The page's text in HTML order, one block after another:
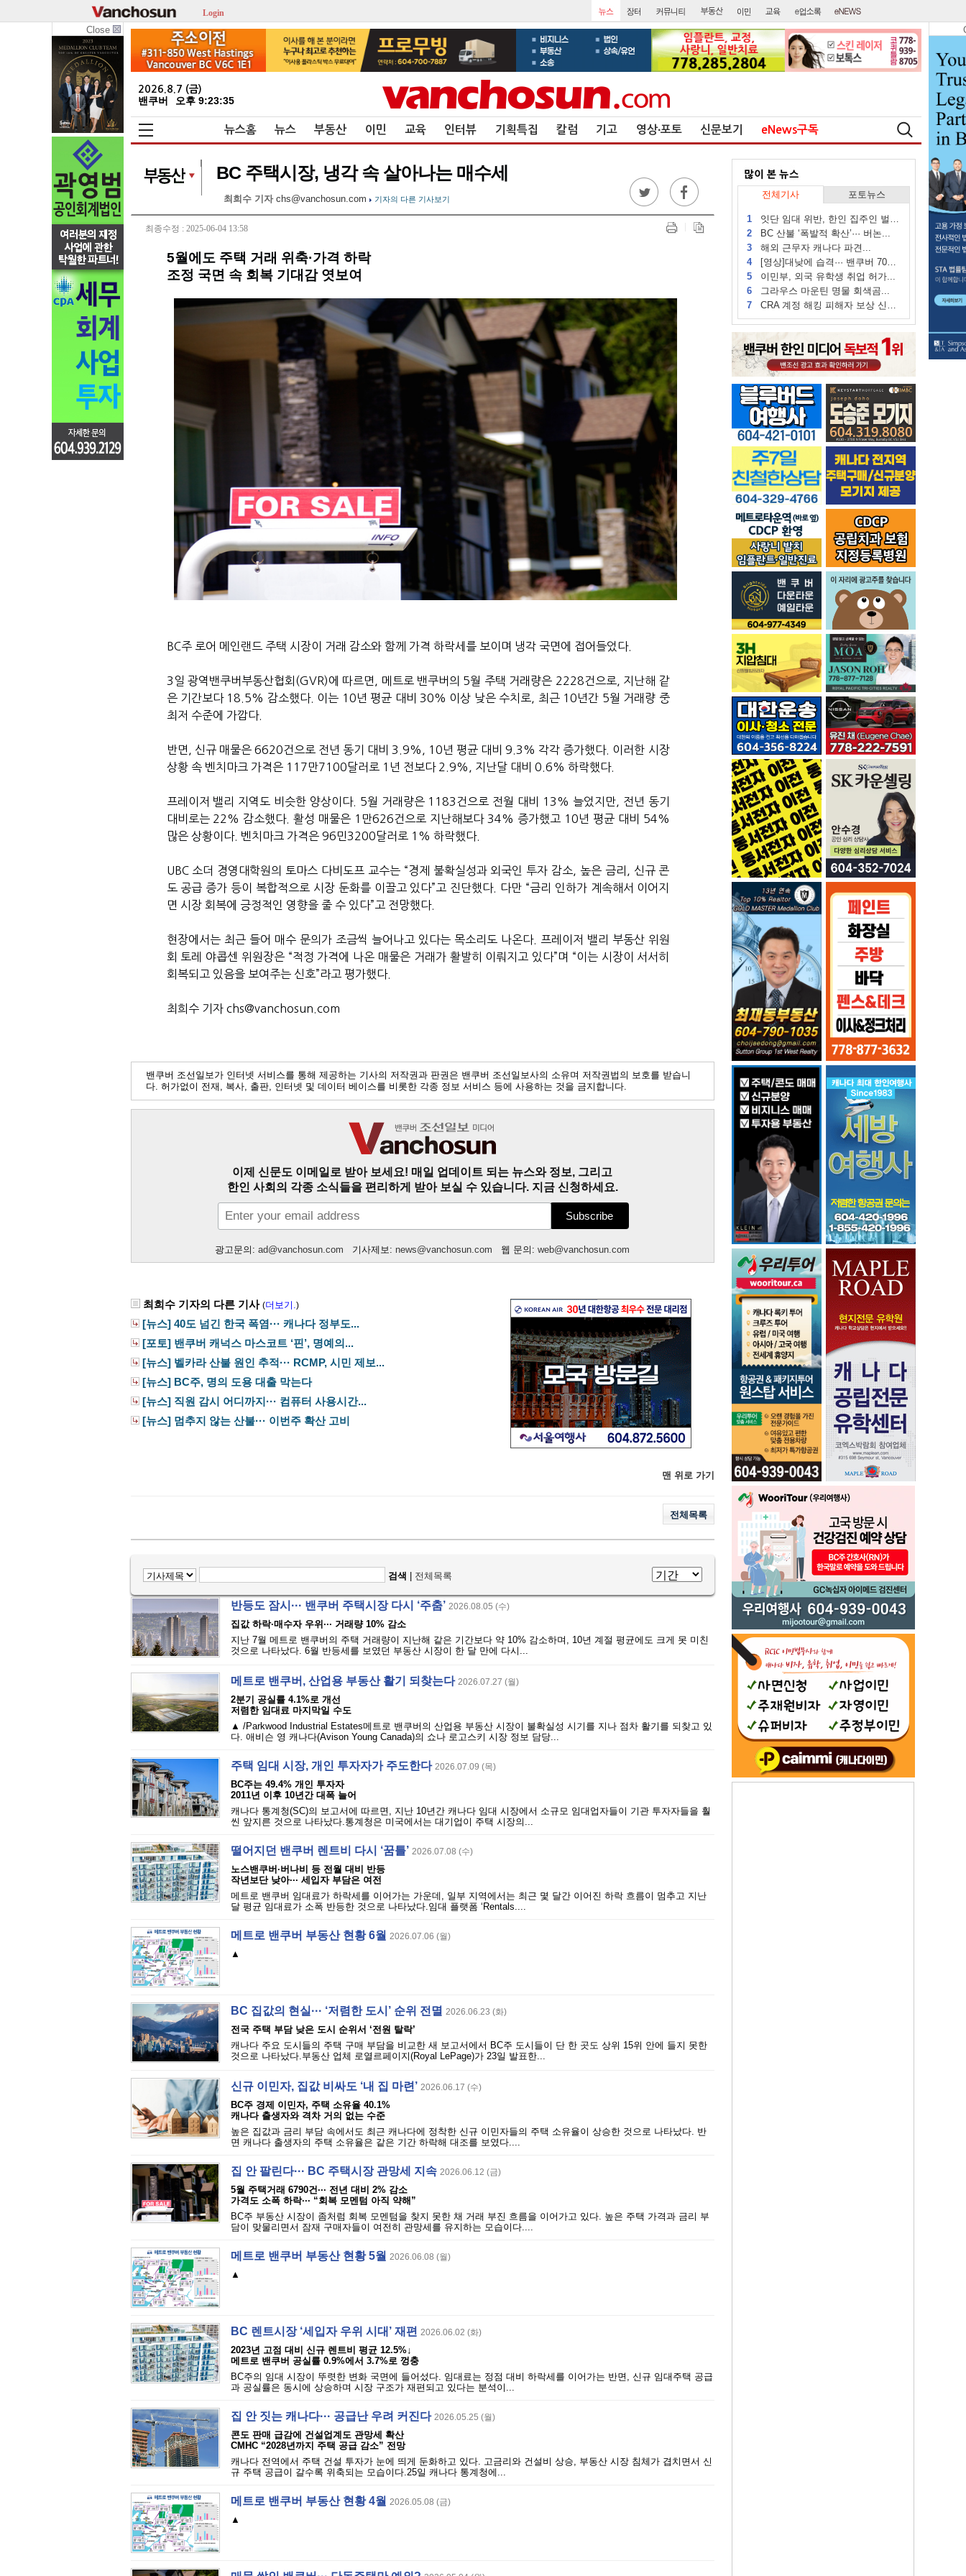
Login
Close
2026.8.7 (금)
밴쿠버 오후 9:23:36
뉴스홈 뉴스 부동산 이민 교육 인터뷰 기획특집 칼럼 기고 영상∙포토 신문보기 eNews구독
BC 주택시장, 냉각 속 살아나는 매수세
최희수 기자 chs@vanchosun.com 기자의 다른 기사보기
최종수정 : 2025-06-04 13:58
5월에도 주택 거래 위축·가격 하락
조정 국면 속 회복 기대감 엿보여
BC주 로어 메인랜드 주택 시장이 거래 감소와 함께 가격 하락세를 보이며 냉각 국면에 접어들었다.
3일 광역밴쿠버부동산협회(GVR)에 따르면, 메트로 밴쿠버의 5월 주택 거래량은 2228건으로, 지난해 같
은 기간보다 18.5% 감소했다. 이는 10년 평균 대비 30% 이상 낮은 수치로, 최근 10년간 5월 거래량 중
최저 수준에 가깝다.
반면, 신규 매물은 6620건으로 전년 동기 대비 3.9%, 10년 평균 대비 9.3% 각각 증가했다. 이러한 시장
상황 속 벤치마크 가격은 117만7100달러로 1년 전보다 2.9%, 지난달 대비 0.6% 하락했다.
프레이저 밸리 지역도 비슷한 양상이다. 5월 거래량은 1183건으로 전월 대비 13% 늘었지만, 전년 동기
대비로는 22% 감소했다. 활성 매물은 1만626건으로 지난해보다 34% 증가했고 10년 평균 대비 54%
많은 상황이다. 벤치마크 가격은 96민3200달러로 1% 하락했다.
UBC 소더 경영대학원의 토마스 다비도프 교수는 “경제 불확실성과 외국인 투자 감소, 높은 금리, 신규 콘
도 공급 증가 등이 복합적으로 시장 둔화를 이끌고 있다”고 진단했다. 다만 “금리 인하가 계속해서 이어지
면 시장 회복에 긍정적인 영향을 줄 수 있다”고 전망했다.
현장에서는 최근 들어 매수 문의가 조금씩 늘어나고 있다는 목소리도 나온다. 프레이저 밸리 부동산 위원
회 토레 야콥센 위원장은 “적정 가격에 나온 매물은 거래가 활발히 이뤄지고 있다”며 “이는 시장이 서서히
회복되고 있음을 보여주는 신호”라고 평가했다.
최희수 기자 chs@vanchosun.com
밴쿠버 조선일보가 인터넷 서비스를 통해 제공하는 기사의 저작권과 판권은 밴쿠버 조선일보사의 소유며 저작권법의 보호를 받습니
다. 허가없이 전재, 복사, 출판, 인터넷 및 데이터 베이스를 비롯한 각종 정보 서비스 등에 사용하는 것을 금지합니다.
이제 신문도 이메일로 받아 보세요! 매일 업데이트 되는 뉴스와 정보, 그리고
한인 사회의 각종 소식들을 편리하게 받아 보실 수 있습니다. 지금 신청하세요.
광고문의: ad@vanchosun.com 기사제보: news@vanchosun.com 웹 문의: web@vanchosun.com
최희수 기자의 다른 기사 (더보기.)
[뉴스] 40도 넘긴 한국 폭염··· 캐나다 정부도...
[포토] 밴쿠버 캐넉스 마스코트 ‘핀’, 명예의...
[뉴스] 벨카라 산불 원인 추적··· RCMP, 시민 제보...
[뉴스] BC주, 명의 도용 대출 막는다
[뉴스] 직원 감시 어디까지··· 컴퓨터 사용시간...
[뉴스] 멈추지 않는 산불··· 이번주 확산 고비
맨 위로 가기
전체목록
검색 전체목록
반등도 잠시··· 밴쿠버 주택시장 다시 ‘주춤’ 2026.08.05 (수)
집값 하락·매수자 우위··· 거래량 10% 감소
지난 7월 메트로 밴쿠버의 주택 거래량이 지난해 같은 기간보다 약 10% 감소하며, 10년 계절 평균에도 크게 못 미친
것으로 나타났다. 6월 반등세를 보였던 부동산 시장이 한 달 만에 다시...
메트로 밴쿠버, 산업용 부동산 활기 되찾는다 2026.07.27 (월)
2분기 공실률 4.1%로 개선
저렴한 임대료 마지막일 수도
▲ /Parkwood Industrial Estates메트로 밴쿠버의 산업용 부동산 시장이 불확실성 시기를 지나 점차 활기를 되찾고 있
다. 애비슨 영 캐나다(Avison Young Canada)의 쇼나 로고스키 시장 정보 담당...
주택 임대 시장, 개인 투자자가 주도한다 2026.07.09 (목)
BC주는 49.4% 개인 투자자
2011년 이후 10년간 대폭 늘어
캐나다 통계청(SC)의 보고서에 따르면, 지난 10년간 캐나다 임대 시장에서 소규모 임대업자들이 기관 투자자들을 훨
씬 앞지른 것으로 나타났다.통계청은 미국에서는 대기업이 주택 시장의...
떨어지던 밴쿠버 렌트비 다시 ‘꿈틀’ 2026.07.08 (수)
노스밴쿠버·버나비 등 전월 대비 반등
작년보단 낮아··· 세입자 부담은 여전
메트로 밴쿠버 임대료가 하락세를 이어가는 가운데, 일부 지역에서는 최근 몇 달간 이어진 하락 흐름이 멈추고 지난
달 평균 임대료가 소폭 반등한 것으로 나타났다.임대 플랫폼 ‘Rentals....
메트로 밴쿠버 부동산 현황 6월 2026.07.06 (월)
▲
BC 집값의 현실··· ‘저렴한 도시’ 순위 전멸 2026.06.23 (화)
전국 주택 부담 낮은 도시 순위서 ‘전원 탈락’
캐나다 주요 도시들의 주택 구매 부담을 비교한 새 보고서에서 BC주 도시들이 단 한 곳도 상위 15위 안에 들지 못한
것으로 나타났다.부동산 업체 로열르페이지(Royal LePage)가 23일 발표한...
신규 이민자, 집값 비싸도 ‘내 집 마련’ 2026.06.17 (수)
BC주 경제 이민자, 주택 소유율 40.1%
캐나다 출생자와 격차 거의 없는 수준
높은 집값과 금리 부담 속에서도 최근 캐나다에 정착한 신규 이민자들의 주택 소유율이 상승한 것으로 나타났다. 반
면 캐나다 출생자의 주택 소유율은 같은 기간 하락해 대조를 보였다....
집 안 팔린다··· BC 주택시장 관망세 지속 2026.06.12 (금)
5월 주택거래 6790건··· 전년 대비 2% 감소
가격도 소폭 하락··· “회복 모멘텀 아직 약해”
BC주 부동산 시장이 좀처럼 회복 모멘텀을 찾지 못한 채 거래 부진 흐름을 이어가고 있다. 높은 주택 가격과 금리 부
담이 맞물리면서 잠재 구매자들이 여전히 관망세를 유지하는 모습이다....
메트로 밴쿠버 부동산 현황 5월 2026.06.08 (월)
▲
BC 렌트시장 ‘세입자 우위 시대’ 재편 2026.06.02 (화)
2023년 고점 대비 신규 렌트비 평균 12.5%↓
메트로 밴쿠버 공실률 0.9%에서 3.7%로 껑충
BC주의 임대 시장이 뚜렷한 변화 국면에 들어섰다. 임대료는 정점 대비 하락세를 이어가는 반면, 신규 임대주택 공급
과 공실률은 동시에 상승하며 시장 구조가 재편되고 있다는 분석이...
집 안 짓는 캐나다··· 공급난 우려 커진다 2026.05.25 (월)
콘도 판매 급감에 건설업계도 관망세 확산
CMHC “2028년까지 주택 공급 감소” 전망
캐나다 전역에서 주택 건설 투자가 눈에 띄게 둔화하고 있다. 고금리와 건설비 상승, 부동산 시장 침체가 겹치면서 신
규 주택 공급이 갈수록 위축되는 모습이다.25일 캐나다 통계청에...
메트로 밴쿠버 부동산 현황 4월 2026.05.08 (금)
▲
전체기사 포토뉴스
1잇단 임대 위반, 한인 집주인 벌금...
2BC 산불 ‘폭발적 확산’··· 버논...
3해외 근무자 캐나다 파견...
4[영상]대낮에 습격··· 밴쿠버 70대...
5이민부, 외국 유학생 취업 허가...
6그라우스 마운틴 명물 회색곰...
7CRA 계정 해킹 피해자 보상 신청 시작